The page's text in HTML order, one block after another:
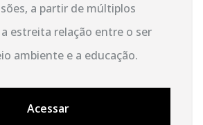
a partir de múltiplos
estreita relação entre o ser
ambiente e a educação.
Acessar